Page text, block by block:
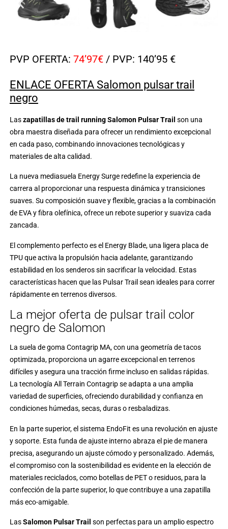
PVP OFERTA: 74’97€/ PVP: 140’95 €
ENLACE OFERTA Salomon pulsar trail
negro
Laszapatillas de trail running Salomon Pulsar Trail son una
obra maestra diseñada para ofrecer un rendimiento excepcional
en cada paso, combinando innovaciones tecnológicas y
materiales de alta calidad.
La nueva mediasuela Energy Surge redefine la experiencia de
carrera al proporcionar una respuesta dinámica y transiciones
suaves. Su composición suave y flexible, gracias a la combinación
de EVA y fibra olefínica, ofrece un rebote superior y suaviza cada
zancada.
El complemento perfecto es el Energy Blade, una ligera placa de
TPU que activa la propulsión hacia adelante, garantizando
estabilidad en los senderos sin sacrificar la velocidad. Estas
características hacen que las Pulsar Trail sean ideales para correr
rápidamente en terrenos diversos.
La mejor oferta de pulsar trail color
negro de Salomon
La suela de goma Contagrip MA, con una geometría de tacos
optimizada, proporciona un agarre excepcional en terrenos
difíciles y asegura una tracción firme incluso en salidas rápidas.
La tecnología All Terrain Contagrip se adapta a una amplia
variedad de superficies, ofreciendo durabilidad y confianza en
condiciones húmedas, secas, duras o resbaladizas.
En la parte superior, el sistema EndoFit es una revolución en ajuste
y soporte. Esta funda de ajuste interno abraza el pie de manera
precisa, asegurando un ajuste cómodo y personalizado. Además,
el compromiso con la sostenibilidad es evidente en la elección de
materiales reciclados, como botellas de PET o residuos, para la
confección de la parte superior, lo que contribuye a una zapatilla
más eco-amigable.
LasSalomon Pulsar Trail son perfectas para un amplio espectro